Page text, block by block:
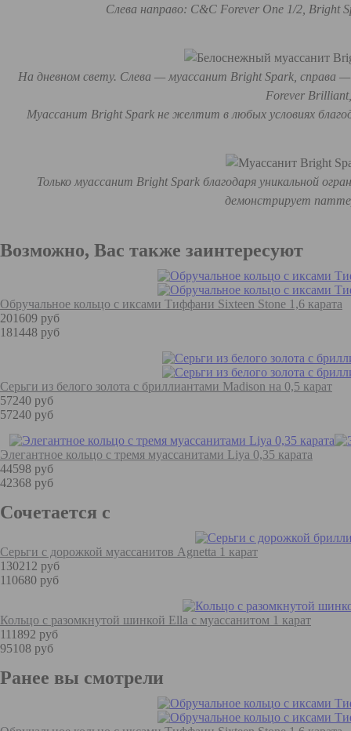
Слева направо: C&C Forever One 1/2, Bright
На дневном свету. Слева — муассанит Bright Spark, справа
Forever
Муассанит Bright Spark не желтит в любых условиях
Только муассанит Bright Spark благодаря уникальной
демонстрирует
Возможно, Вас также заинтересуют
Обручальное кольцо с иксами Тиффани Sixteen Stone 1,6 карата
201609 руб
181448 руб
Серьги из белого золота с бриллиантами Madison на 0,5 карат
57240 руб
57240 руб
Элегантное кольцо с тремя муассанитами Liya 0,35 карата
44598 руб
42368 руб
Сочетается с
Серьги с дорожкой муассанитов Agnetta 1 карат
130212 руб
110680 руб
Кольцо с разомкнутой шинкой Ella с муассанитом 1 карат
111892 руб
95108 руб
Ранее вы смотрели